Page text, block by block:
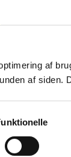
af
af